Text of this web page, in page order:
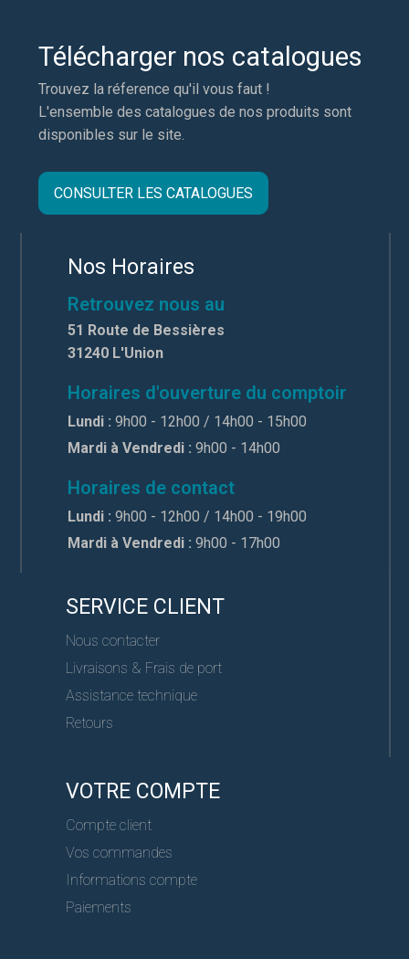
Télécharger nos catalogues
Trouvez la réference qu'il vous faut !
L'ensemble des catalogues de nos produits sont
disponibles sur le site.
CONSULTER LES CATALOGUES
Nos Horaires
Retrouvez nous au
51 Route de Bessières
31240 L'Union
Horaires d'ouverture du comptoir
Lundi : 9h00 - 12h00 / 14h00 - 15h00
Mardi à Vendredi : 9h00 - 14h00
Horaires de contact
Lundi : 9h00 - 12h00 / 14h00 - 19h00
Mardi à Vendredi : 9h00 - 17h00
SERVICE CLIENT
Nous contacter
Livraisons & Frais de port
Assistance technique
Retours
VOTRE COMPTE
Compte client
Vos commandes
Informations compte
Paiements